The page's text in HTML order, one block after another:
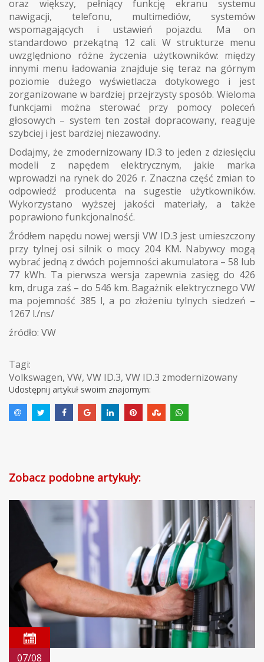
oraz większy, pełniący funkcję ekranu systemu
nawigacji, telefonu, multimediów, systemów
wspomagających i ustawień pojazdu. Ma on
standardowo przekątną 12 cali. W strukturze menu
uwzględniono różne życzenia użytkowników: między
innymi menu ładowania znajduje się teraz na górnym
poziomie dużego wyświetlacza dotykowego i jest
zorganizowane w bardziej przejrzysty sposób. Wieloma
funkcjami można sterować przy pomocy poleceń
głosowych – system ten został dopracowany, reaguje
szybciej i jest bardziej niezawodny.
Dodajmy, że zmodernizowany ID.3 to jeden z dziesięciu
modeli z napędem elektrycznym, jakie marka
wprowadzi na rynek do 2026 r. Znaczna część zmian to
odpowiedź producenta na sugestie użytkowników.
Wykorzystano wyższej jakości materiały, a także
poprawiono funkcjonalność.
Źródłem napędu nowej wersji VW ID.3 jest umieszczony
przy tylnej osi silnik o mocy 204 KM. Nabywcy mogą
wybrać jedną z dwóch pojemności akumulatora – 58 lub
77 kWh. Ta pierwsza wersja zapewnia zasięg do 426
km, druga zaś – do 546 km. Bagażnik elektrycznego VW
ma pojemność 385 l, a po złożeniu tylnych siedzeń –
1267 l./ns/
źródło: VW
Tagi:
Volkswagen, VW, VW ID.3, VW ID.3 zmodernizowany
Udostępnij artykuł swoim znajomym:
Zobacz podobne artykuły:
07/08